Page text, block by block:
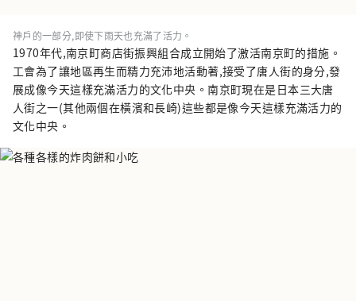
神戶的一部分,即使下雨天也充滿了活力。
1970年代,南京町商店街振興組合成立開始了激活南京町的措施。
工會為了讓地區再生而精力充沛地活動著,接受了唐人街的身分,發
展成像今天這樣充滿活力的文化中央。南京町現在是日本三大唐
人街之一(其他兩個在橫濱和長崎)這些都是像今天這樣充滿活力的
文化中央。